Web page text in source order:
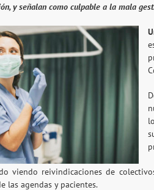
y señalan como culpable a la mala
viendo reivindicaciones de
las agendas y pacientes.